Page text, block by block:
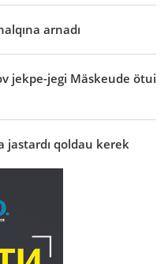
arnadı
jekpe-jegi Mäskeude ötui
jastardı qoldau kerek